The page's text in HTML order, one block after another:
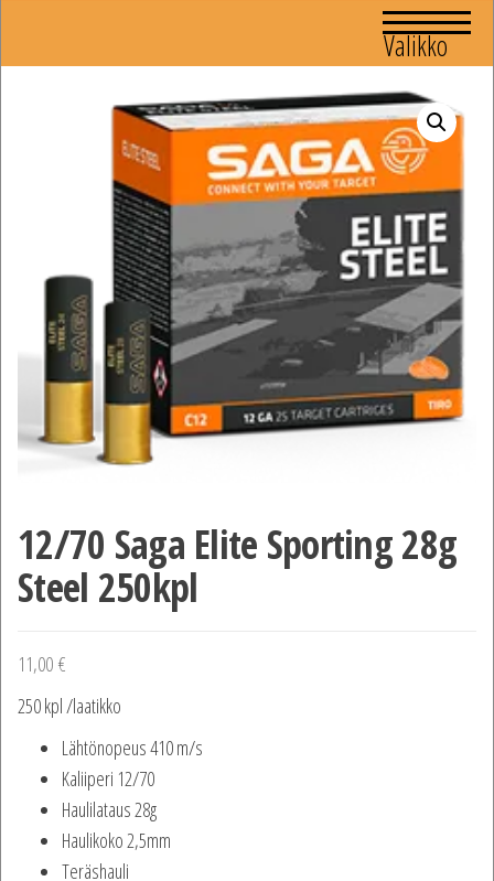
Valikko
12/70 Saga Elite Sporting 28g
Steel 250kpl
11,00 €
250 kpl /laatikko
Lähtönopeus 410 m/s
Kaliiperi 12/70
Haulilataus 28g
Haulikoko 2,5mm
Teräshauli